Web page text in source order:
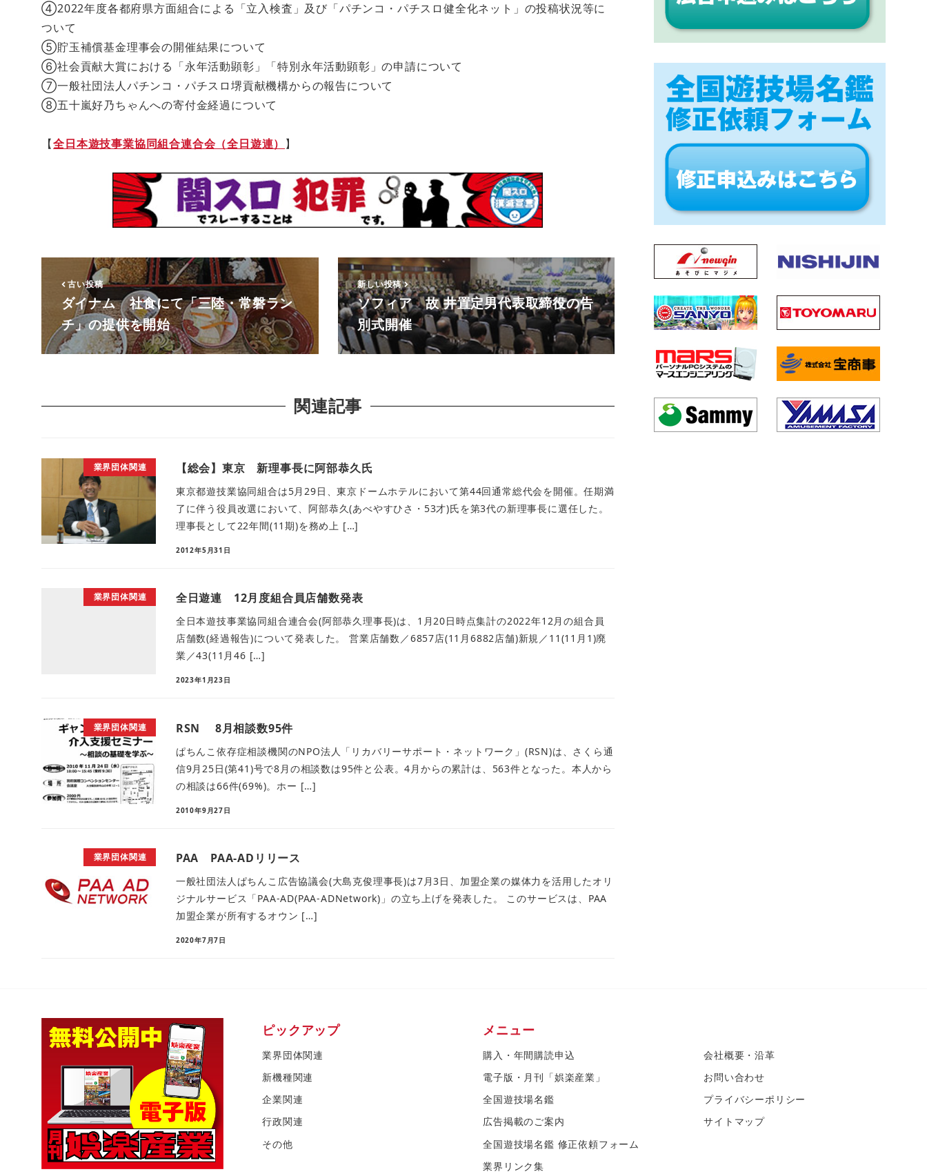
④2022年度各都府県方面組合による「立入検査」及び「パチンコ・パチスロ健全化ネット」の投稿状況等に
ついて
⑤貯玉補償基金理事会の開催結果について
⑥社会貢献大賞における「永年活動顕彰」「特別永年活動顕彰」の申請について
⑦一般社団法人パチンコ・パチスロ堺貢献機構からの報告について
⑧五十嵐好乃ちゃんへの寄付金経過について
【全日本遊技事業協同組合連合会（全日遊連） 】
古い投稿
ダイナム 社食にて「三陸・常磐ラン
チ」の提供を開始
新しい投稿
ソフィア 故 井置定男代表取締役の告
別式開催
関連記事
業界団体関連 【総会】東京 新理事長に阿部恭久氏
東京都遊技業協同組合は5月29日、東京ドームホテルにおいて第44回通常総代会を開催。任期満
了に伴う役員改選において、阿部恭久(あべやすひさ・53才)氏を第3代の新理事長に選任した。
理事長として22年間(11期)を務め上 […]
2012年5月31日
業界団体関連 全日遊連 12月度組合員店舗数発表
全日本遊技事業協同組合連合会(阿部恭久理事長)は、1月20日時点集計の2022年12月の組合員
店舗数(経過報告)について発表した。 営業店舗数／6857店(11月6882店舗)新規／11(11月1)廃
業／43(11月46 […]
2023年1月23日
業界団体関連 RSN 8月相談数95件
ぱちんこ依存症相談機関のNPO法人「リカバリーサポート・ネットワーク」(RSN)は、さくら通
信9月25日(第41)号で8月の相談数は95件と公表。4月からの累計は、563件となった。本人から
の相談は66件(69%)。ホー […]
2010年9月27日
業界団体関連 PAA PAA-ADリリース
一般社団法人ぱちんこ広告協議会(大島克俊理事長)は7月3日、加盟企業の媒体力を活用したオリ
ジナルサービス「PAA-AD(PAA-ADNetwork)」の立ち上げを発表した。 このサービスは、PAA
加盟企業が所有するオウン […]
2020年7月7日
ピックアップ
業界団体関連
新機種関連
企業関連
行政関連
その他
メニュー
購入・年間購読申込
電子版・月刊「娯楽産業」
全国遊技場名鑑
広告掲載のご案内
全国遊技場名鑑 修正依頼フォーム
業界リンク集
会社概要・沿革
お問い合わせ
プライバシーポリシー
サイトマップ